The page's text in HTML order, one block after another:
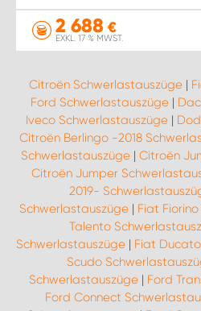
2 688 €
EXKL. 17 % MWST.
Citroën Schwerlastauszüge |
Ford Schwerlastauszüge |
Iveco Schwerlastauszüge |
Citroën Berlingo -2018
Schwerlastauszüge | Citroën
Citroën Jumper
2019-
Schwerlastauszüge| Fiat
Talento
Schwerlastauszüge | Fiat
Scudo
Schwerlastauszüge | Ford
Ford Connect